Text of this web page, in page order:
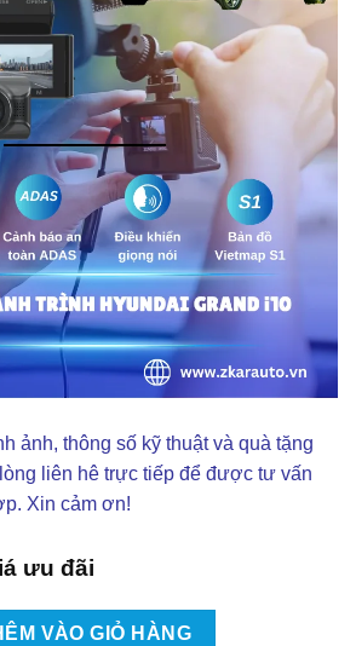
ảnh, thông số kỹ thuật và quà tặng
liên hê trực tiếp để được tư vấn
Xin cảm ơn!
ưu đãi
Trình Xe Hyundai Grand i10 Tại TpHCM
VÀO GIỎ HÀNG